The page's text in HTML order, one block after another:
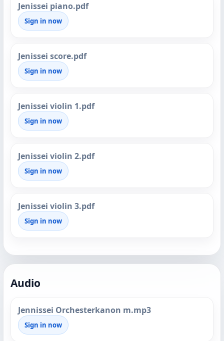
Jenissei piano.pdf
Sign in now
Jenissei score.pdf
Sign in now
Jenissei violin 1.pdf
Sign in now
Jenissei violin 2.pdf
Sign in now
Jenissei violin 3.pdf
Sign in now
Audio
Jennissei Orchesterkanon m.mp3
Sign in now